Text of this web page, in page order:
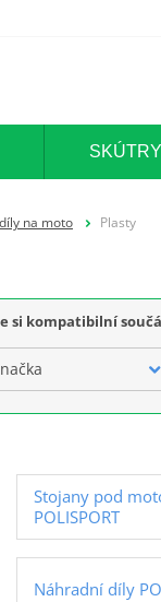
SKÚTRY
na moto Plasty
si kompatibilní
Stojany pod
POLISPORT
Náhradní díly